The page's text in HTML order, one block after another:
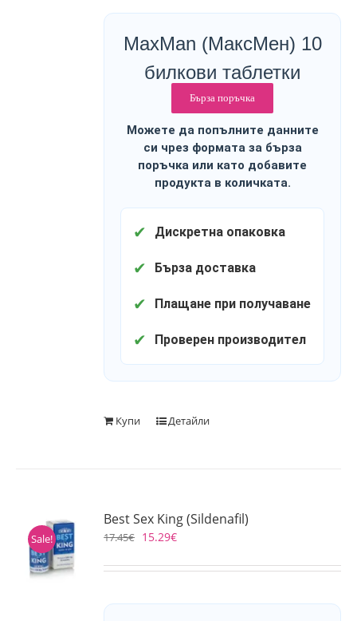
MaxMan (МаксМен) 10
билкови таблетки
Бърза поръчка
Можете да попълните данните
си чрез формата за бърза
поръчка или като добавите
продукта в количката.
✔ Дискретна опаковка
✔ Бърза доставка
✔ Плащане при получаване
✔ Проверен производител
Купи Детайли
Sale!
Best Sex King (Sildenafil)
17.45€ 15.29€